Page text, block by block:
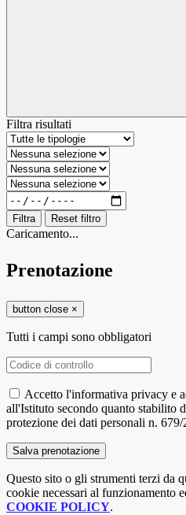
Filtra risultati
Filtra Reset filtro
Caricamento...
Prenotazione
button close ×
Tutti i campi sono obbligatori
Accetto l'informativa privacy e
all'Istituto secondo quanto stabilito
protezione dei dati personali n.
Questo sito o gli strumenti terzi da
cookie necessari al funzionamento
COOKIE POLICY.